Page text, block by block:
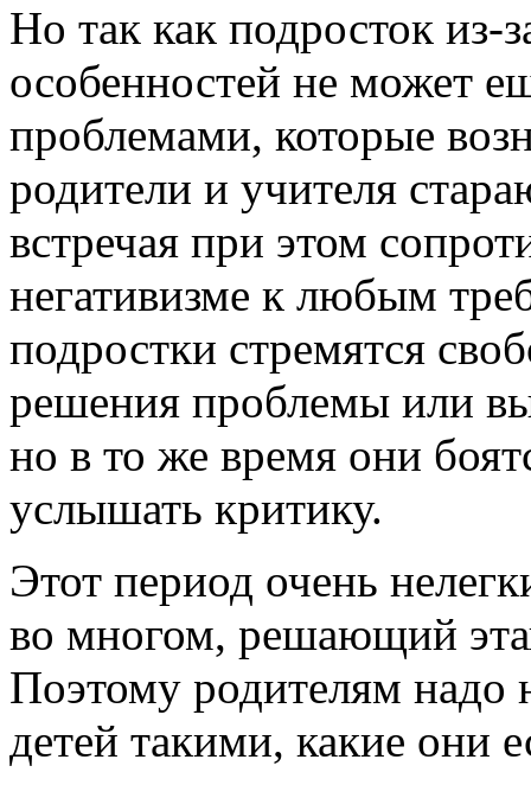
Но так как подросток из-
особенностей не может
проблемами, которые
родители и учителя
встречая при этом
негативизме к любым
подростки стремятся
решения проблемы или
но в то же время они
услышать критику.
Этот период очень
во многом, решающий
Поэтому родителям надо
детей такими, какие они